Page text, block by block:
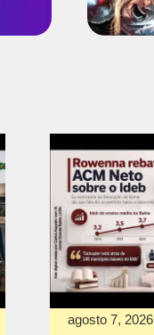
agosto 7, 2026